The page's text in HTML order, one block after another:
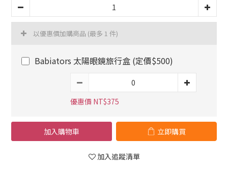
以優惠價加購商品 (最多 1 件)
Babiators 太陽眼鏡旅行盒 (定價$500)
優惠價 NT$375
加入購物車 立即購買
加入追蹤清單